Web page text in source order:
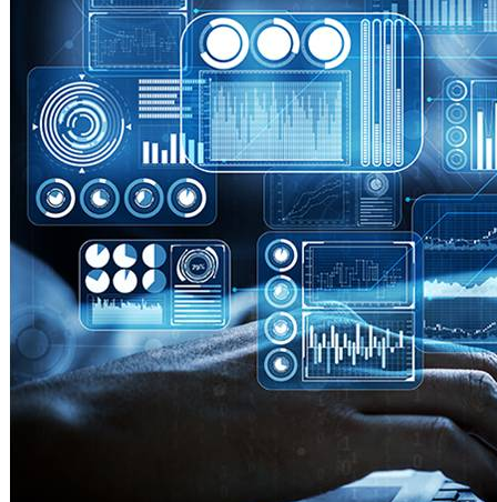
Мероприятия
Вакансии
Контакты